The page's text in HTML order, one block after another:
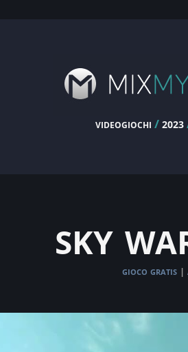
videogiochi / 2023
sky
gioco gratis |